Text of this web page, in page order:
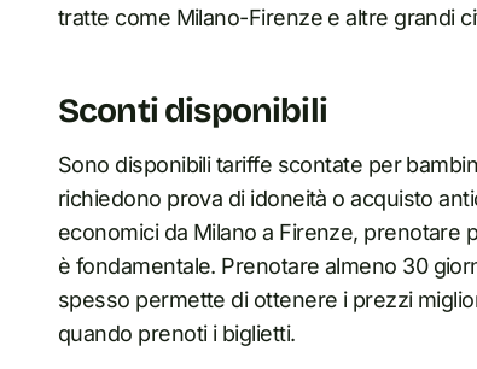
tratte come Milano-Firenze e altre grandi
Sconti disponibili
Sono disponibili tariffe scontate per
richiedono prova di idoneità o acquisto
economici da Milano a Firenze,
è fondamentale. Prenotare almeno 30
spesso permette di ottenere i prezzi
quando prenoti i biglietti.